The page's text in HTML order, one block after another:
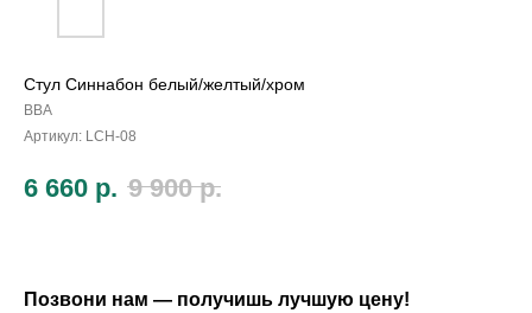
Стул Синнабон белый/желтый/хром
ВВА
Артикул: LCH-08
6 660 р. 9 900 р.
Позвони нам — получишь лучшую цену!